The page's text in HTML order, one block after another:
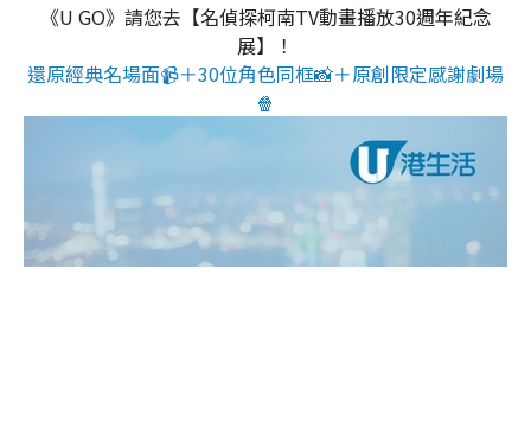
《U GO》請您去【名偵探柯南TV動畫播放30週年紀念
展】！
還原經典名場面📹＋30位角色同框📸＋原創限定感謝劇場
🍿